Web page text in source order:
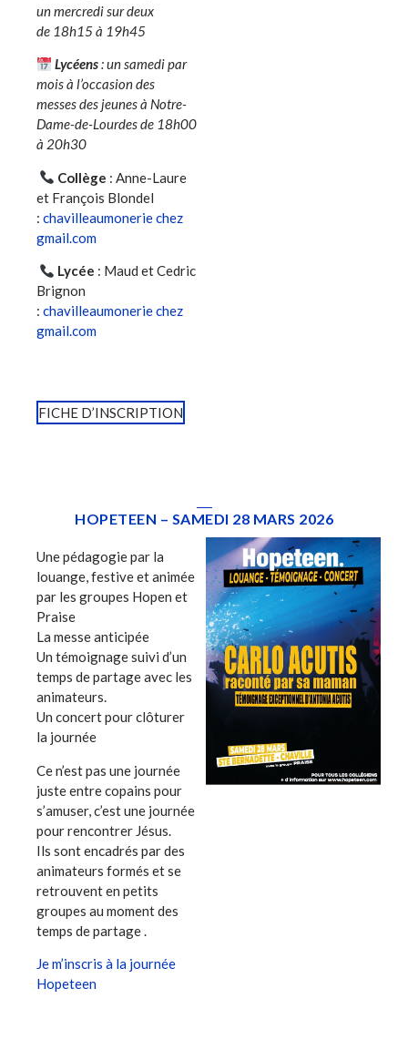
un mercredi sur deux
de 18h15 à 19h45
Lycéens: un samedi par
mois à l’occasion des
messes des jeunes à Notre-
Dame-de-Lourdes de 18h00
à 20h30
Collège : Anne-Laure
et François Blondel
: chavilleaumonerie chez
gmail.com
Lycée : Maud et Cedric
Brignon
: chavilleaumonerie chez
gmail.com
FICHE D’INSCRIPTION
HOPETEEN – SAMEDI 28 MARS 2026
Une pédagogie par la
louange, festive et animée
par les groupes Hopen et
Praise
La messe anticipée
Un témoignage suivi d’un
temps de partage avec les
animateurs.
Un concert pour clôturer
la journée
Ce n’est pas une journée
juste entre copains pour
s’amuser, c’est une journée
pour rencontrer Jésus.
Ils sont encadrés par des
animateurs formés et se
retrouvent en petits
groupes au moment des
temps de partage .
Je m’inscris à la journée
Hopeteen